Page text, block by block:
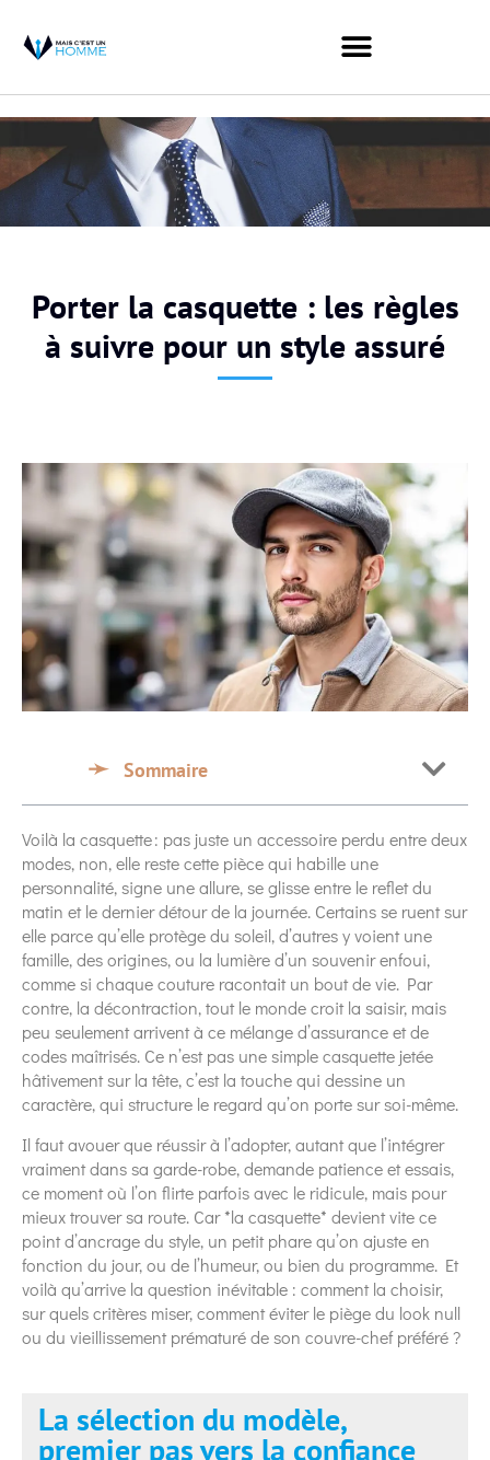
Porter la casquette : les règles
à suivre pour un style assuré
Sommaire
Voilà la casquette : pas juste un accessoire perdu entre deux
modes, non, elle reste cette pièce qui habille une
personnalité, signe une allure, se glisse entre le reflet du
matin et le dernier détour de la journée. Certains se ruent sur
elle parce qu’elle protège du soleil, d’autres y voient une
famille, des origines, ou la lumière d’un souvenir enfoui,
comme si chaque couture racontait un bout de vie. Par
contre, la décontraction, tout le monde croit la saisir, mais
peu seulement arrivent à ce mélange d’assurance et de
codes maîtrisés. Ce n’est pas une simple casquette jetée
hâtivement sur la tête, c’est la touche qui dessine un
caractère, qui structure le regard qu’on porte sur soi-même.
Il faut avouer que réussir à l’adopter, autant que l’intégrer
vraiment dans sa garde-robe, demande patience et essais,
ce moment où l’on flirte parfois avec le ridicule, mais pour
mieux trouver sa route. Car *la casquette* devient vite ce
point d’ancrage du style, un petit phare qu’on ajuste en
fonction du jour, ou de l’humeur, ou bien du programme. Et
voilà qu’arrive la question inévitable : comment la choisir,
sur quels critères miser, comment éviter le piège du look null
ou du vieillissement prématuré de son couvre-chef préféré ?
La sélection du modèle,
premier pas vers la confiance